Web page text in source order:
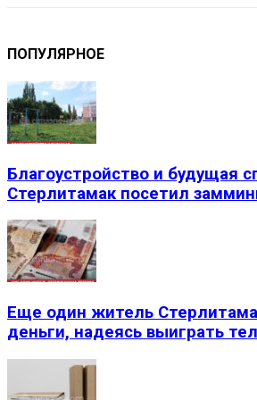
ПОПУЛЯРНОЕ
Благоустройство и будущая
Стерлитамак посетил
Еще один житель
деньги, надеясь выиграть